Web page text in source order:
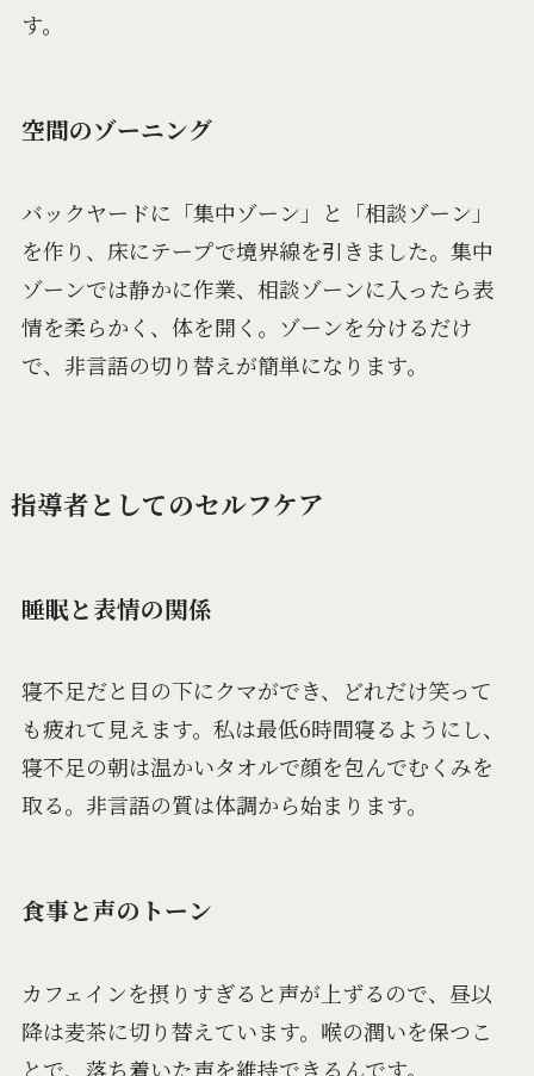
す。
空間のゾーニング
バックヤードに「集中ゾーン」と「相談ゾーン」
を作り、床にテープで境界線を引きました。集中
ゾーンでは静かに作業、相談ゾーンに入ったら表
情を柔らかく、体を開く。ゾーンを分けるだけ
で、非言語の切り替えが簡単になります。
指導者としてのセルフケア
睡眠と表情の関係
寝不足だと目の下にクマができ、どれだけ笑って
も疲れて見えます。私は最低6時間寝るようにし、
寝不足の朝は温かいタオルで顔を包んでむくみを
取る。非言語の質は体調から始まります。
食事と声のトーン
カフェインを摂りすぎると声が上ずるので、昼以
降は麦茶に切り替えています。喉の潤いを保つこ
とで、落ち着いた声を維持できるんです。